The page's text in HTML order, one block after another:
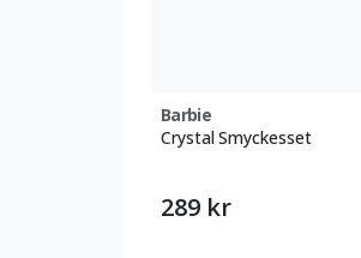
Barbie
Crystal Smyckesset
289 kr